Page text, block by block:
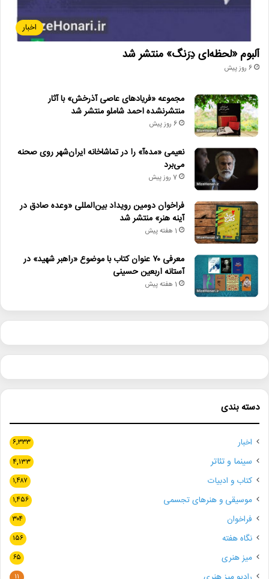
اخبار
آلبوم «لحظه‌ای دِرَنگ» منتشر شد
6 روز پیش
مجموعه «فریادهای عاصی آذرخش» با آثار
منتشرنشده احمد شاملو منتشر شد
6 روز پیش
نعیمی «مده‌آ» را در تماشاخانه ایران‌شهر روی صحنه
می‌برد
7 روز پیش
فراخوان دومین رویداد بین‌المللی «وعده صادق در
آینه هنر» منتشر شد
1 هفته پیش
معرفی ۷۰ عنوان کتاب با موضوع «راهبر شهید» در
آستانه اربعین حسینی
1 هفته پیش
دسته بندی
اخبار ۶,۳۳۳
سینما و تئاتر ۴,۱۳۳
کتاب و ادبیات ۱,۴۸۷
موسیقی و هنرهای تجسمی ۱,۴۵۶
فراخوان ۳۰۴
نگاه هفته ۱۵۶
میز هنری ۶۵